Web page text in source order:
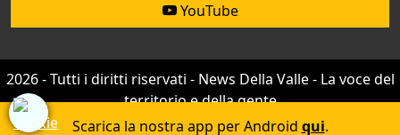
YouTube
2026 - Tutti i diritti riservati - News Della Valle - La voce del
territorio e della gente
Credit by efree
Scarica la nostra app per Android qui.